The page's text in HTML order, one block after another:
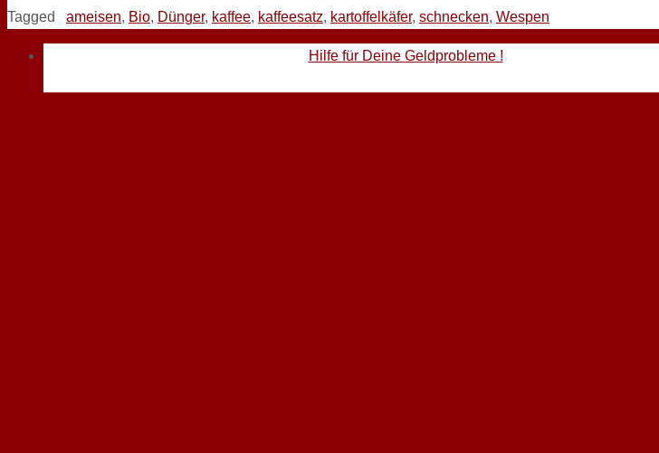
Tagged ameisen, Bio, Dünger, kaffee, kaffeesatz, kartoffelkäfer, schnecken, Wespen
Hilfe für Deine Geldprobleme !